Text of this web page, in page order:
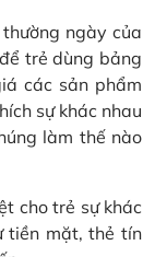
ngày của
trẻ dùng bảng
các sản phẩm
sự khác nhau
làm thế nào
cho trẻ sự khác
tiền mặt, thẻ tín